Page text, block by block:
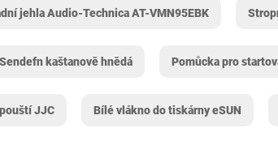
jehla Audio-Technica AT-VMN95EBK
kaštanově hnědá Pomůcka pro
JJC Bílé vlákno do tiskárny eSUN